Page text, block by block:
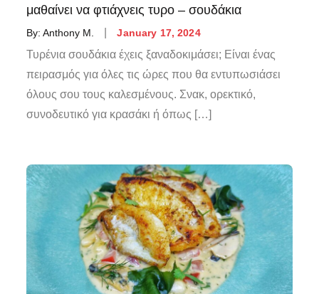
μαθαίνει να φτιάχνεις τυρο – σουδάκια
By:Anthony M. January 17, 2024
Τυρένια σουδάκια έχεις ξαναδοκιμάσει; Είναι ένας
πειρασμός για όλες τις ώρες που θα εντυπωσιάσει
όλους σου τους καλεσμένους. Σνακ, ορεκτικό,
συνοδευτικό για κρασάκι ή όπως […]